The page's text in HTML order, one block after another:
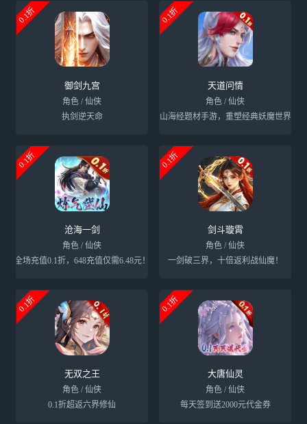
0.1折
御剑九宫
角色 / 仙侠
执剑逆天命
0.1折
天道问情
角色 / 仙侠
山海经题材手游，重塑经典妖魔世界
0.1折
沧海一剑
角色 / 仙侠
全场充值0.1折，648充值仅需6.48元！
0.1折
剑斗璇霄
角色 / 仙侠
一剑破三界，十倍返利战仙魔！
0.1折
无双之王
角色 / 仙侠
0.1折超返六界修仙
0.1折
大唐仙灵
角色 / 仙侠
每天签到送2000元代金券